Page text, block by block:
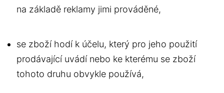
na základě reklamy jimi prováděné,
se zboží hodí k účelu, který pro jeho použití
prodávající uvádí nebo ke kterému se zboží
tohoto druhu obvykle používá,